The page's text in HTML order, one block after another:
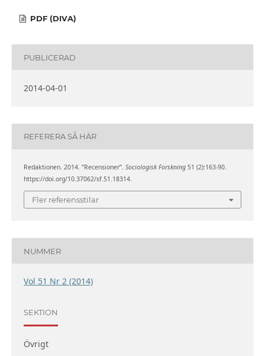
PDF (DIVA)
PUBLICERAD
2014-04-01
REFERERA SÅ HÄR
Redaktionen. 2014. ”Recensioner”. Sociologisk Forskning51 (2):163-90.
https://doi.org/10.37062/sf.51.18314.
Fler referensstilar
NUMMER
Vol 51 Nr 2 (2014)
SEKTION
Övrigt